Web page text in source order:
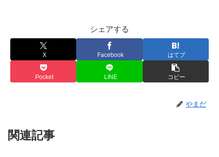
シェアする
X Facebook はてブ
Pocket LINE コピー
やまだ
関連記事